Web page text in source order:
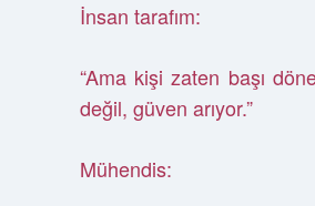
İnsan tarafım:
“Ama kişi zaten başı
değil, güven arıyor.”
Mühendis: